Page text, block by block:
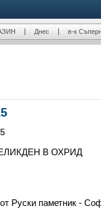
Днес в-к
В ОХРИД
Руски паметник -